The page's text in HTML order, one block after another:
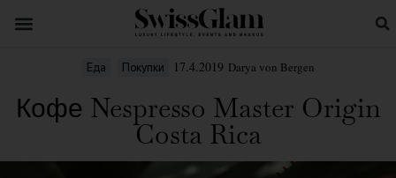
Еда Покупки 17.4.2019 Darya von Bergen
Кофе Nespresso Master Origin
Costa Rica